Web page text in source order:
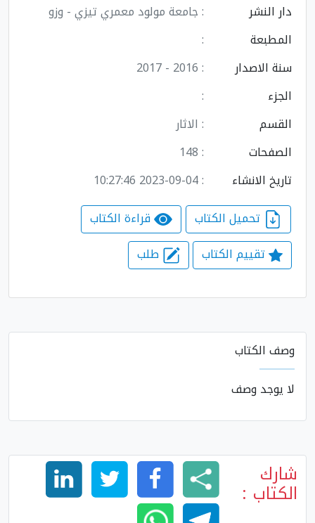
دار النشر
: جامعة مولود معمري تيزي - وزو
المطبعة
:
سنة الاصدار
: 2016 - 2017
الجزء
:
القسم
: الاثار
الصفحات
: 148
تاريخ الانشاء
: 2023-09-04 10:27:46
قراءة الكتاب
تقييم الكتاب
طلب
وصف الكتاب
لا يوجد وصف
شارك
الكتاب :